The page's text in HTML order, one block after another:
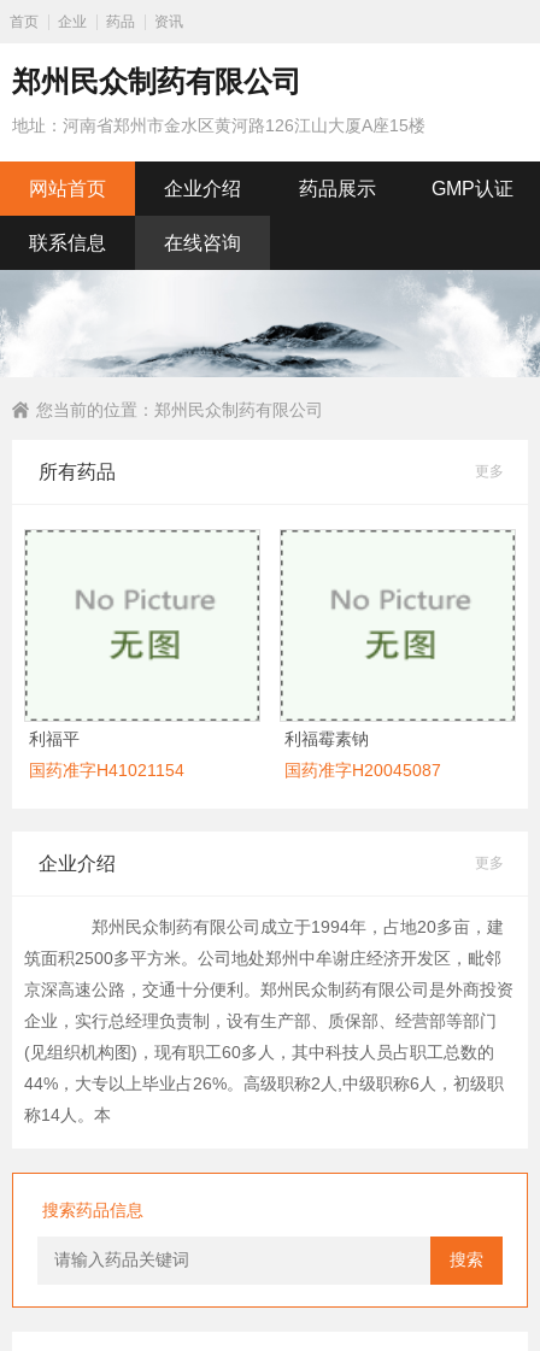
首页 企业 药品 资讯
郑州民众制药有限公司
地址：河南省郑州市金水区黄河路126江山大厦A座15楼
网站首页 企业介绍 药品展示 GMP认证
联系信息 在线咨询
您当前的位置： 郑州民众制药有限公司
所有药品 更多
利福平
国药准字H41021154
利福霉素钠
国药准字H20045087
企业介绍 更多
郑州民众制药有限公司成立于1994年，占地20多亩，建
筑面积2500多平方米。公司地处郑州中牟谢庄经济开发区，毗邻
京深高速公路，交通十分便利。郑州民众制药有限公司是外商投资
企业，实行总经理负责制，设有生产部、质保部、经营部等部门
(见组织机构图)，现有职工60多人，其中科技人员占职工总数的
44%，大专以上毕业占26%。高级职称2人,中级职称6人，初级职
称14人。本
搜索药品信息
搜索